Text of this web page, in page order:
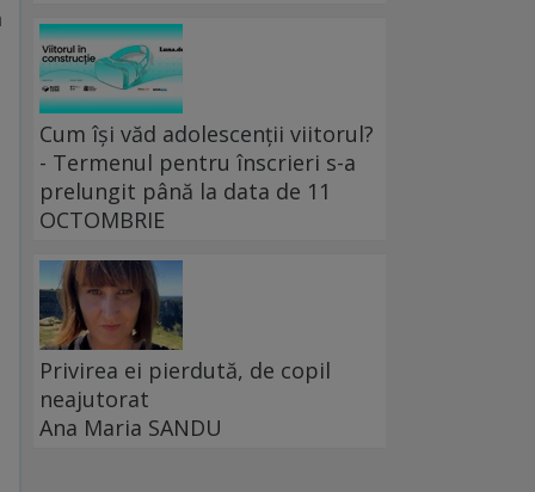
Cum își văd adolescenții viitorul?
- Termenul pentru înscrieri s-a
prelungit până la data de 11
OCTOMBRIE
Privirea ei pierdută, de copil
neajutorat
Ana Maria SANDU